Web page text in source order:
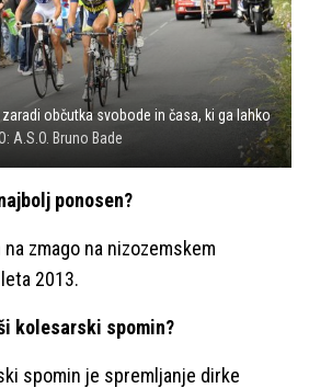
občutka svobode in časa, ki ga lahko
A.S.O. Bruno Bade
ponosen?
zmago na nizozemskem
2013.
kolesarski spomin?
spomin je spremljanje dirke